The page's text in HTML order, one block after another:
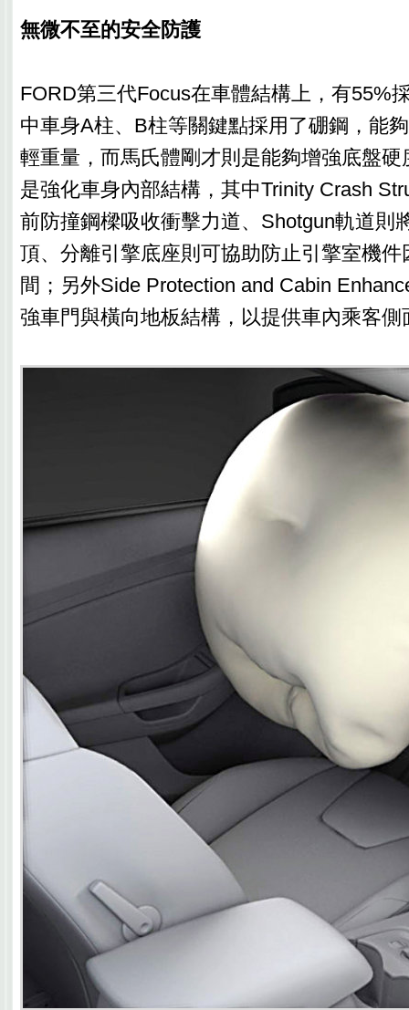
無微不至的安全防護
FORD第三代Focus在車體結構上，有55%
中車身A柱、B柱等關鍵點採用了硼鋼，能
輕重量，而馬氏體剛才則是能夠增強底盤
是強化車身內部結構，其中Trinity Crash
前防撞鋼樑吸收衝擊力道、Shotgun軌道則
頂、分離引擎底座則可協助防止引擎室機
間；另外Side Protection and Cabin
強車門與橫向地板結構，以提供車內乘客側